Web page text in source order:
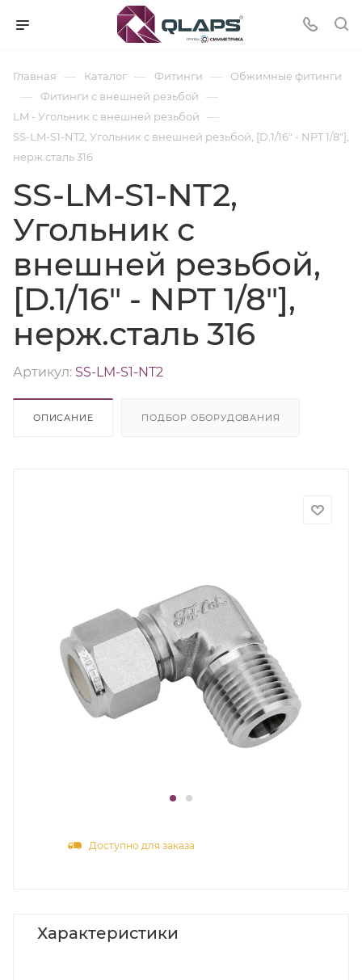
Главная — Каталог — Фитинги — Обжимные фитинги
— Фитинги с внешней резьбой —
LM - Угольник с внешней резьбой —
SS-LM-S1-NT2, Угольник с внешней резьбой, [D.1/16" - NPT 1/8"],
нерж.сталь 316
SS-LM-S1-NT2,
Угольник с
внешней резьбой,
[D.1/16" - NPT 1/8"],
нерж.сталь 316
Артикул: SS-LM-S1-NT2
ОПИСАНИЕ ПОДБОР ОБОРУДОВАНИЯ
Доступно для заказа
Характеристики